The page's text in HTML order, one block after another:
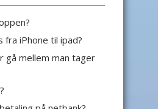
fra iPhone til ipad?
gå mellem man tager